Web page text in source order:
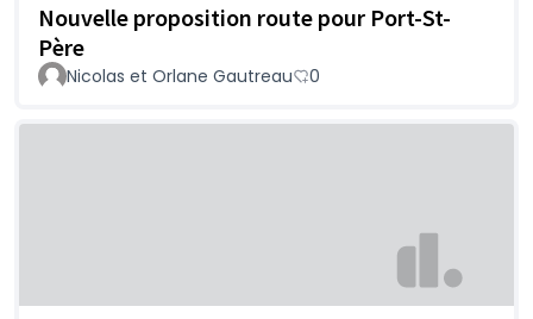
Nouvelle proposition route pour Port-St-
Père
Nicolas et Orlane Gautreau 0